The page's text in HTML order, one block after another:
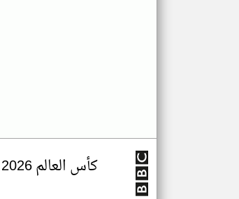
كأس العالم 2026